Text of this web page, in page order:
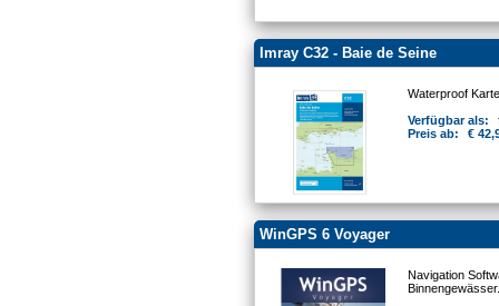
Imray C32 - Baie de Seine
Waterproof
Verfügbar als:
Preis ab:
€
WinGPS 6 Voyager
Navigation
Binnengewässer.